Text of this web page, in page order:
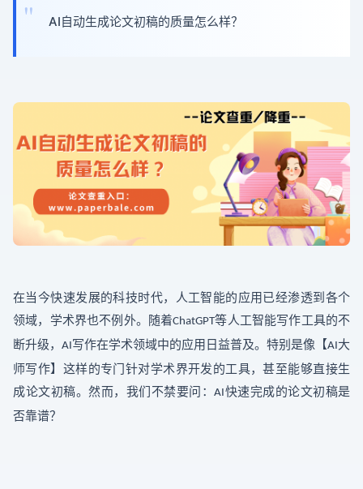
AI自动生成论文初稿的质量怎么样？
在当今快速发展的科技时代，人工智能的应用已经渗透到各个
领域，学术界也不例外。随着ChatGPT等人工智能写作工具的不
断升级， AI写作在学术领域中的应用日益普及。特别是像【AI大
师写作】这样的专门针对学术界开发的工具，甚至能够直接生
成论文初稿。然而，我们不禁要问： AI快速完成的论文初稿是
否靠谱？